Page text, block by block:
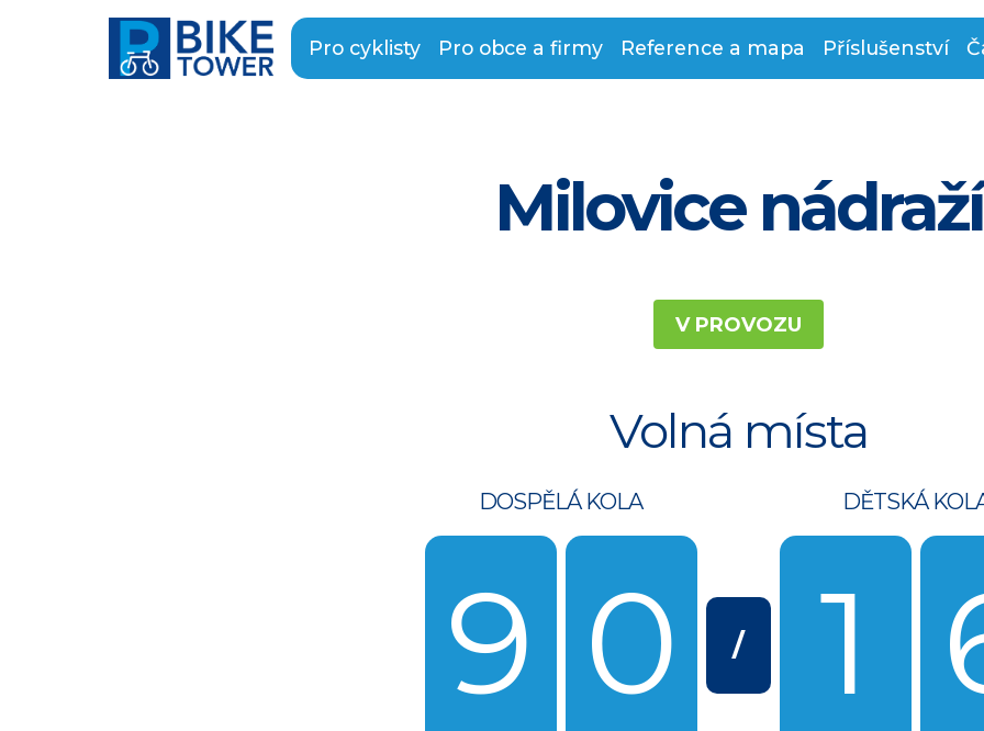
Pro cyklisty Pro obce a firmy Reference a mapa Příslušenství
Milovice nádraží
V PROVOZU
Volná místa
DOSPĚLÁ KOLA
9 0 /
DĚTSKÁ
1